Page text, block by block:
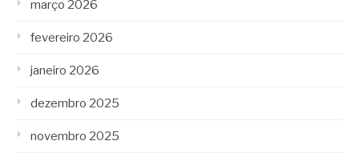
março 2026
fevereiro 2026
janeiro 2026
dezembro 2025
novembro 2025